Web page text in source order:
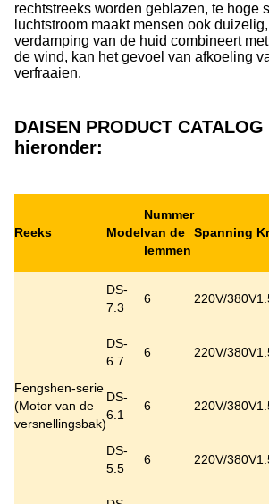
rechtstreeks worden geblazen, te hoge
luchtstroom maakt mensen ook
verdamping van de huid combineert
de wind, kan het gevoel van afkoeling
verfraaien.
DAISEN PRODUCT
hieronder:
Reeks Model
Nummer
van de
lemmen
Spanning
Fengshen-serie
(Motor van de
versnellingsbak)
DS-
7.3
6 220V/380V
DS-
6.7
6 220V/380V
DS-
6.1
6 220V/380V
DS-
5.5
6 220V/380V